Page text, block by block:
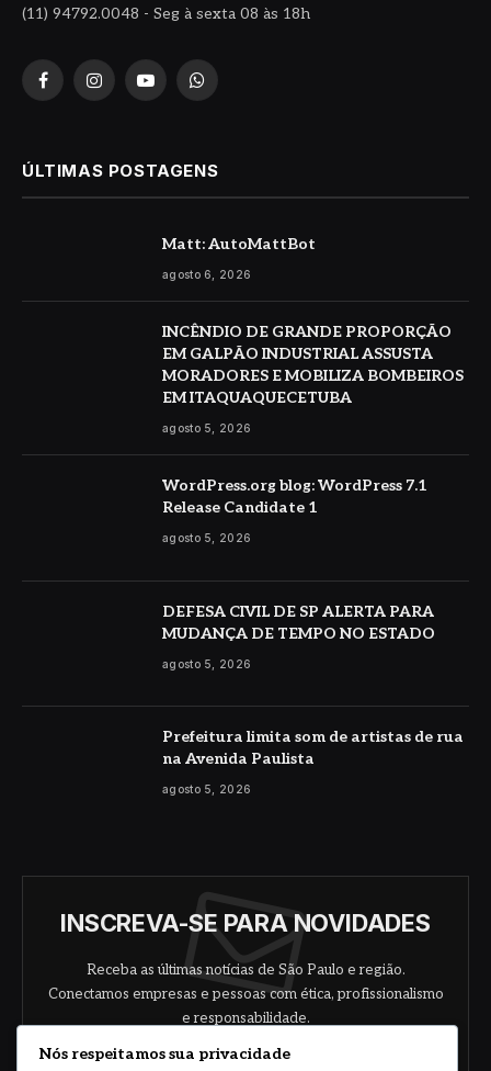
(11) 94792.0048 - Seg à sexta 08 às 18h
FacebookInstagramYouTubeWhatsApp
ÚLTIMAS POSTAGENS
Matt: AutoMattBot
agosto 6, 2026
INCÊNDIO DE GRANDE PROPORÇÃO
EM GALPÃO INDUSTRIAL ASSUSTA
MORADORES E MOBILIZA BOMBEIROS
EM ITAQUAQUECETUBA
agosto 5, 2026
WordPress.org blog: WordPress 7.1
Release Candidate 1
agosto 5, 2026
DEFESA CIVIL DE SP ALERTA PARA
MUDANÇA DE TEMPO NO ESTADO
agosto 5, 2026
Prefeitura limita som de artistas de rua
na Avenida Paulista
agosto 5, 2026
INSCREVA-SE PARA NOVIDADES
Receba as últimas notícias de São Paulo e região.
Conectamos empresas e pessoas com ética, profissionalismo
e responsabilidade.
Nós respeitamos sua privacidade